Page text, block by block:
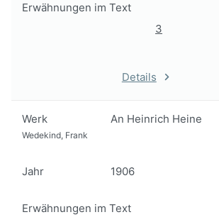
Erwähnungen im Text
3
Details
Werk An Heinrich Heine
Wedekind, Frank
Jahr 1906
Erwähnungen im Text